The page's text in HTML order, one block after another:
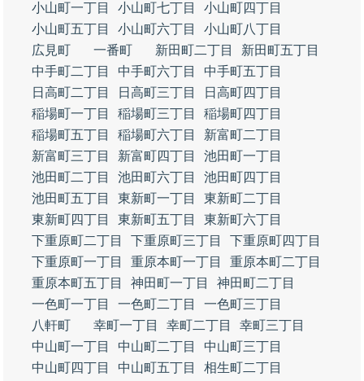
小山町一丁目
小山町七丁目
小山町四丁目
小山町五丁目
小山町六丁目
小山町八丁目
広見町
一番町 新田町二丁目
新田町五丁目
中手町二丁目
中手町六丁目
中手町五丁目
日高町二丁目
日高町三丁目
日高町四丁目
稲場町一丁目
稲場町三丁目
稲場町四丁目
稲場町五丁目
稲場町六丁目
新富町二丁目
新富町三丁目
新富町四丁目
池田町一丁目
池田町二丁目
池田町六丁目
池田町四丁目
池田町五丁目
東新町一丁目
東新町二丁目
東新町四丁目
東新町五丁目
東新町六丁目
下重原町二丁目
下重原町三丁目
下重原町四丁目
下重原町一丁目
重原本町一丁目
重原本町二丁目
重原本町五丁目
神田町一丁目
神田町二丁目
一色町一丁目
一色町二丁目
一色町三丁目
八軒町
幸町一丁目 幸町二丁目
幸町三丁目
中山町一丁目
中山町二丁目
中山町三丁目
中山町四丁目
中山町五丁目
相生町二丁目